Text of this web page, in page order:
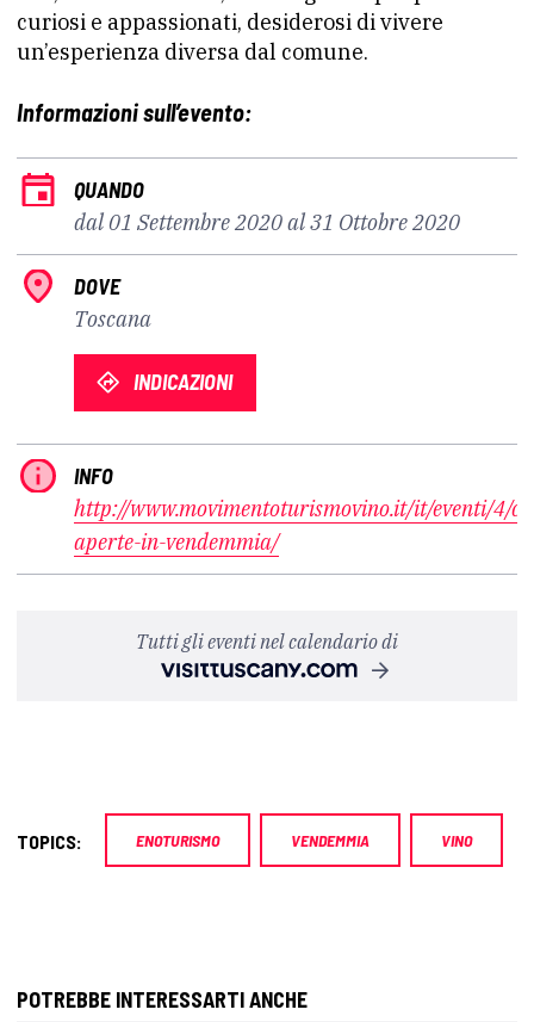
curiosi e appassionati, desiderosi di vivere
un’esperienza diversa dal comune.
Informazioni sull’evento:
QUANDO
dal 01 Settembre 2020 al 31 Ottobre 2020
DOVE
Toscana
INDICAZIONI
INFO
http://www.movimentoturismovino.it/it/eventi/4/
aperte-in-vendemmia/
Tutti gli eventi nel calendario di
TOPICS: ENOTURISMO VENDEMMIA VINO
POTREBBE INTERESSARTI ANCHE